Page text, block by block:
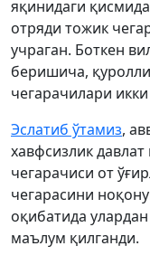
яқинидаги
отряди тожик
учраган. Боткен
беришича,
чегарачилари
Эслатиб ўтамиз,
хавфсизлик
чегарачиси от
чегарасини
оқибатида
маълум қилганди.